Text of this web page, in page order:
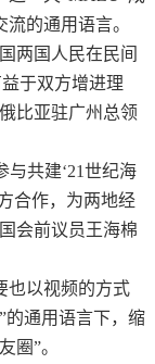
的通用语言。
两国人民在民间
益于双方增进理
比亚驻广州总领
与共建‘21世纪海
合作，为两地经
会前议员王海棉
也以视频的方式
的通用语言下，缩
圈”。